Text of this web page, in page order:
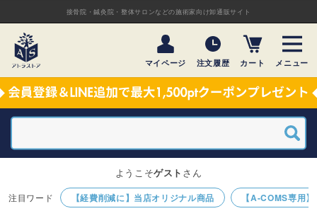
接骨院・鍼灸院・整体サロンなどの施術家向け卸通販サイト
マイページ 注文履歴 カート メニュー
【経費削減に】当店オリジナル商品 【A-COMS専用
ようこそゲスト さん